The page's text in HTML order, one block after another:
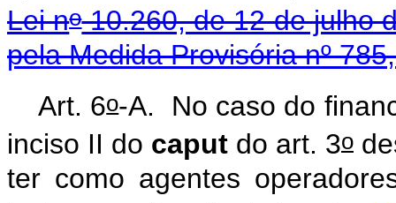
Lei no10.260, de 12 de julho
pela Medida Provisória nº
Art. 6o-A. No caso do
inciso II do caput do art. 3o
ter como agentes